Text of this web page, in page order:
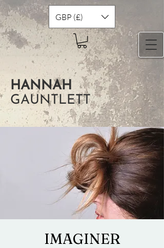
GBP (£)
HANNAH
GAUNTLETT
IMAGINER